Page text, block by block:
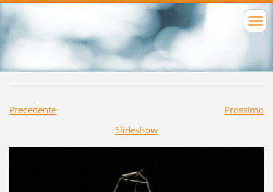
Precedente
Prossimo
Slideshow